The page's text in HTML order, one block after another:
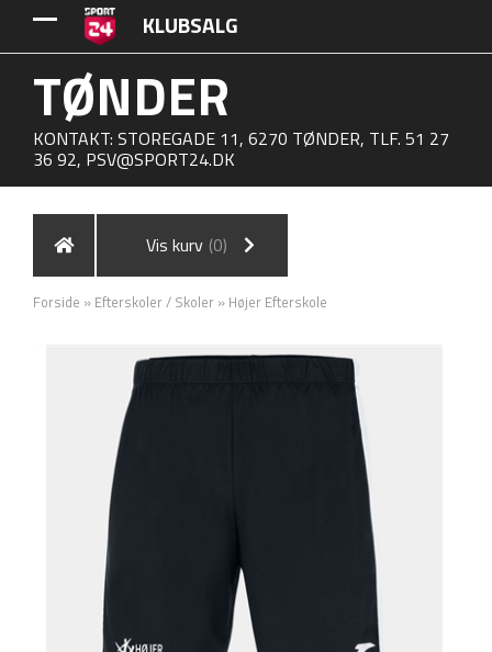
KLUBSALG
TØNDER
KONTAKT: STOREGADE 11, 6270 TØNDER, TLF. 51 27
36 92, PSV@SPORT24.DK
Vis kurv (0)
Forside » Efterskoler / Skoler » Højer Efterskole